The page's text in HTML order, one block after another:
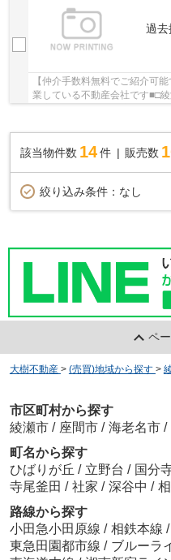
過去
【仲介手数料無料でご紹介可
業している不動産会社です■□
該当物件数 14件 販売数
絞り込み条件： なし
ペ
大樹不動産 > (売買)地域から探す >
市区町村から探す
綾瀬市 / 座間市 / 海老名市 /
町名から探す
ひばりが丘 / 立野台 / 国分
寺尾釜田 / 社家 / 深谷中 /
路線から探す
小田急小田原線 / 相鉄本線 /
東急田園都市線 / ブルーラ